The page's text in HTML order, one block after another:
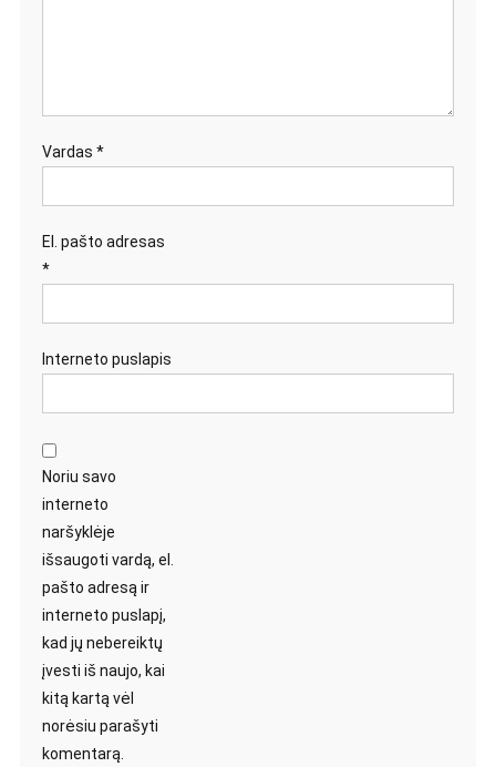
Vardas *
El. pašto adresas
*
Interneto puslapis
Noriu savo
interneto
naršyklėje
išsaugoti vardą, el.
pašto adresą ir
interneto puslapį,
kad jų nebereiktų
įvesti iš naujo, kai
kitą kartą vėl
norėsiu parašyti
komentarą.